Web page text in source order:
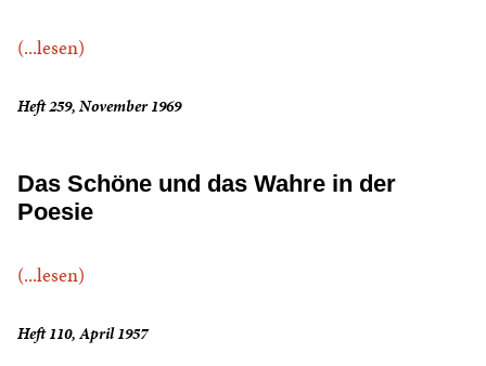
(...lesen)
Heft 259, November 1969
Das Schöne und das Wahre in der
Poesie
(...lesen)
Heft 110, April 1957